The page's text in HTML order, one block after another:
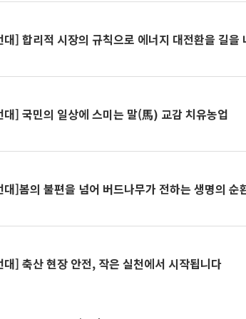
] 합리적 시장의 규칙으로 에너지 대전환을 길을
대] 국민의 일상에 스미는 말(馬) 교감 치유농업
대]봄의 불편을 넘어 버드나무가 전하는 생명의 순
대] 축산 현장 안전, 작은 실천에서 시작됩니다